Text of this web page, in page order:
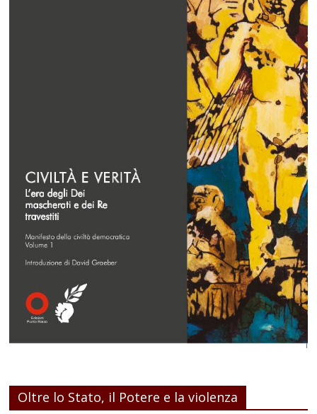
Oltre lo Stato, il Potere e la violenza